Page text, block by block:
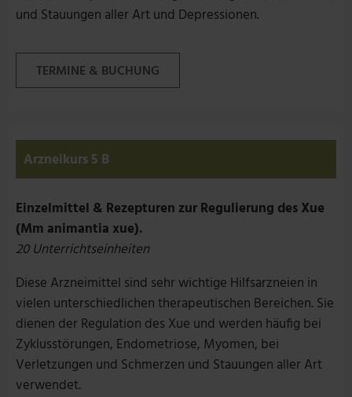
und Stauungen aller Art und Depressionen.
TERMINE & BUCHUNG
Arzneikurs 5 B
Einzelmittel & Rezepturen zur Regulierung des Xue
(Mm animantia xue).
20 Unterrichtseinheiten
Diese Arzneimittel sind sehr wichtige Hilfsarzneien in
vielen unterschiedlichen therapeutischen Bereichen. Sie
dienen der Regulation des Xue und werden häufig bei
Zyklusstörungen, Endometriose, Myomen, bei
Verletzungen und Schmerzen und Stauungen aller Art
verwendet.